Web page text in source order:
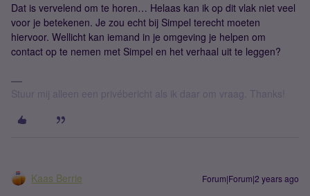
Dat is vervelend om te horen… Helaas kan ik op dit vlak niet veel
voor je betekenen. Je zou echt bij Simpel terecht moeten
hiervoor. Wellicht kan iemand in je omgeving je helpen om
contact op te nemen met Simpel en het verhaal uit te leggen?
Stuur mij alleen een privébericht als ik daar om vraag. Thanks!
Kaas Berrie Forum|Forum|2 years ago